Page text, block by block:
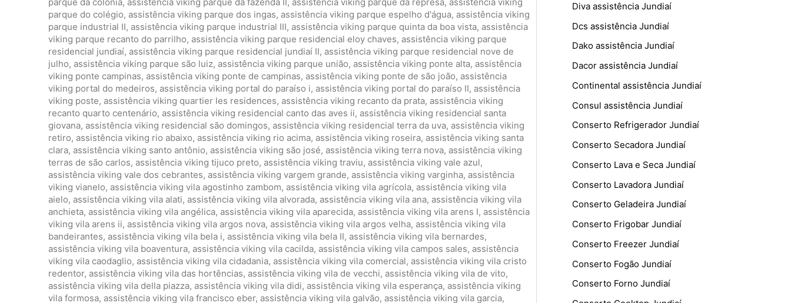
parque do colégio, assistência viking parque dos ingas, assistência viking parque espelho d'água, assistência viking
parque industrial II, assistência viking parque industrial III, assistência viking parque quinta da boa vista, assistência
viking parque recanto do parrilho, assistência viking parque residencial eloy chaves, assistência viking parque
residencial jundiaí, assistência viking parque residencial jundiaí II, assistência viking parque residencial nove de
julho, assistência viking parque são luiz, assistência viking parque união, assistência viking ponte alta, assistência
viking ponte campinas, assistência viking ponte de campinas, assistência viking ponte de são joão, assistência
viking portal do medeiros, assistência viking portal do paraíso i, assistência viking portal do paraíso II, assistência
viking poste, assistência viking quartier les residences, assistência viking recanto da prata, assistência viking
recanto quarto centenário, assistência viking residencial canto das aves ii, assistência viking residencial santa
giovana, assistência viking residencial são domingos, assistência viking residencial terra da uva, assistência viking
retiro, assistência viking rio abaixo, assistência viking rio acima, assistência viking roseira, assistência viking santa
clara, assistência viking santo antônio, assistência viking são josé, assistência viking terra nova, assistência viking
terras de são carlos, assistência viking tijuco preto, assistência viking traviu, assistência viking vale azul,
assistência viking vale dos cebrantes, assistência viking vargem grande, assistência viking varginha, assistência
viking vianelo, assistência viking vila agostinho zambom, assistência viking vila agrícola, assistência viking vila
aielo, assistência viking vila alati, assistência viking vila alvorada, assistência viking vila ana, assistência viking vila
anchieta, assistência viking vila angélica, assistência viking vila aparecida, assistência viking vila arens I, assistência
viking vila arens ii, assistência viking vila argos nova, assistência viking vila argos velha, assistência viking vila
bandeirantes, assistência viking vila bela i, assistência viking vila bela II, assistência viking vila bernardes,
assistência viking vila boaventura, assistência viking vila cacilda, assistência viking vila campos sales, assistência
viking vila caodaglio, assistência viking vila cidadania, assistência viking vila comercial, assistência viking vila cristo
redentor, assistência viking vila das hortências, assistência viking vila de vecchi, assistência viking vila de vito,
assistência viking vila della piazza, assistência viking vila didi, assistência viking vila esperança, assistência viking
vila formosa, assistência viking vila francisco eber, assistência viking vila galvão, assistência viking vila garcia,
Diva assistência Jundiaí
Dcs assistência Jundiaí
Dako assistência Jundiaí
Dacor assistência Jundiaí
Continental assistência Jundiaí
Consul assistência Jundiaí
Conserto Refrigerador Jundiaí
Conserto Secadora Jundiaí
Conserto Lava e Seca Jundiaí
Conserto Lavadora Jundiaí
Conserto Geladeira Jundiaí
Conserto Frigobar Jundiaí
Conserto Freezer Jundiaí
Conserto Fogão Jundiaí
Conserto Forno Jundiaí